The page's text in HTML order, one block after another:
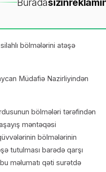
bölmələrini atəşə
Müdafiə Nazirliyindən
bölmələri tərəfindən
məntəqəsi
bölmələrinin
tutulması barədə qarşı
məlumatı qəti surətdə